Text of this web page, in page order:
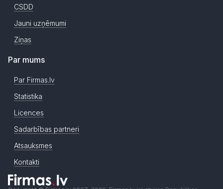
CSDD
Jauni uzņēmumi
Ziņas
Par mums
Par Firmas.lv
Statistika
Licences
Sadarbības partneri
Atsauksmes
Kontakti